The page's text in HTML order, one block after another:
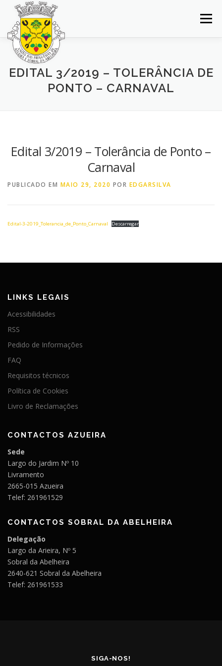
Saltar
conteúdo
Menu
INÍCIO JUNTA DE FREGUESIA
BALCÃO VIRTUAL NOTÍCIAS MAPA
EDITAL 3/2019 – TOLERÂNCIA DE
PONTO – CARNAVAL
Edital 3/2019 – Tolerância de Ponto –
Carnaval
PUBLICADO EM MAIO 29, 2020 POR EDGARSILVA
Edital-3-2019_Tolerancia_de_Ponto_Carnaval Descarregar
LINKS LEGAIS
Acessibilidades
RSS
Pedido de Informações
FAQ
Requisitos técnicos
Política de Cookies
Livro de Reclamações
CONTACTOS AZUEIRA
Sede
Largo do Jardim Nº 10
Livramento
2665-015 Azueira
Telef: 261961529
CONTACTOS SOBRAL DA ABELHEIRA
Delegação
Largo da Arieira, Nº 5
Sobral da Abelheira
2640-621 Sobral da Abelheira
Telef: 261961533
SIGA-NOS!